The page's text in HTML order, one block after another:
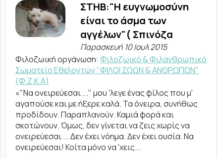
ΣΤΗΒ:"Η ευγνωμοσύνη
είναι το άσμα των
αγγέλων"( Σπινόζα
Παρασκευή 10 Ιουλ 2015
Φιλοζωική οργάνωση: Φιλοζωικό & Φιλανθρωπικό
Σωματείο Εθελοντών "ΦΙΛΟΙ ΖΩΩΝ & ΑΝΘΡΩΠΩΝ"
(Φ.Ζ.Κ.Α)
«"Να ονειρεύεσαι ..." μου 'λεγε ένας φίλος που μ'
αγαπούσε και με ήξερε καλά. Τα όνειρα, συνήθως
προδίδουν. Παραπλανούν. Καμιά φορά και
σκοτώνουν. Όμως, δεν γίνεται να ζεις χωρίς να
ονειρεύεσαι ... Δεν έχει νόημα. Δεν έχει ουσία. Να
ονειρεύεσαι! Κοίτα μόνο να 'χεις...